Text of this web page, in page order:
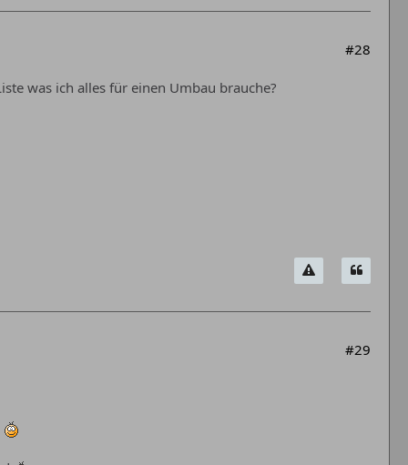
#28
was ich alles für einen Umbau brauche?
#29